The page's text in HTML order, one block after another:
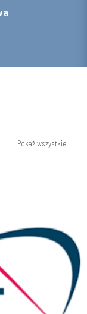
Pokaż wszystkie